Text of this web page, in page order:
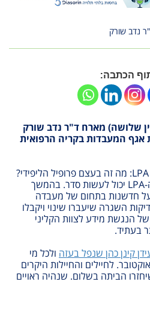
נדב שורק
הכתבה:
שלושה) מארח ד"ר נדב שורק
המעבדות בקריה הרפואית
הפרק נפתח בשיח על בדיקת LPA: מה זה בעצם פרופיל הליפידי?
מדוע יש קשר משפחתי ואיך ה-LPA יכול לעשות סדר. בהמשך
חדשנות בתחום של מעבדה
השגרה שיעברו שינוי ויקבלו
הנגשת מידע לצוות הקליני
בעתיד.
קינן כהן שנפל בעזה ולכל מי
לחיילים והחיילות היקרים
הביתה בשלום. שנהיה ראויים